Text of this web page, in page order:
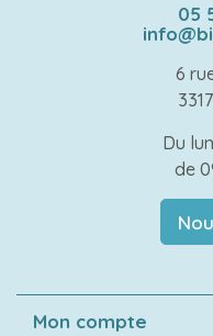
05
6
Du
de
Mon compte